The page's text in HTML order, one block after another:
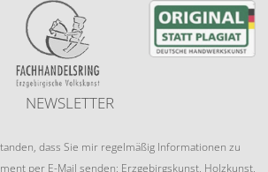
NEWSLETTER
dass Sie mir regelmäßig Informationen zu
per E-Mail senden: Erzgebirgskunst, Holzkunst,